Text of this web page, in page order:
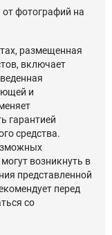
фотографий на
размещенная
включает
и
гарантией
средства.
возникнуть в
представленной
перед
со